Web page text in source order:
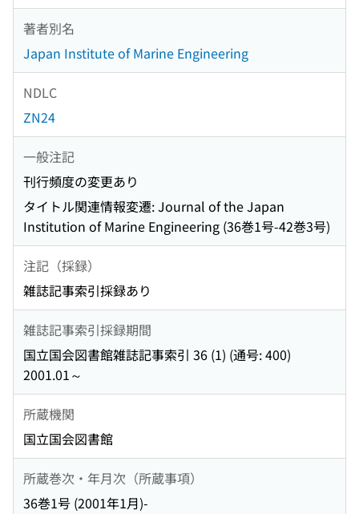
著者別名
Japan Institute of Marine Engineering
NDLC
ZN24
一般注記
刊行頻度の変更あり
タイトル関連情報変遷: Journal of the Japan
Institution of Marine Engineering (36巻1号-42巻3号)
注記（採録）
雑誌記事索引採録あり
雑誌記事索引採録期間
国立国会図書館雑誌記事索引 36 (1) (通号: 400)
2001.01～
所蔵機関
国立国会図書館
所蔵巻次・年月次（所蔵事項）
36巻1号 (2001年1月)-